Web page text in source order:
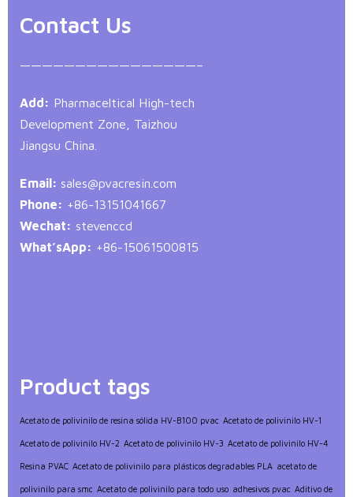
Contact Us
————————————————–
Add: Pharmaceltical High-tech
Development Zone, Taizhou
Jiangsu China.
Email: sales@pvacresin.com
Phone: +86-13151041667
Wechat: stevenccd
What’sApp: +86-15061500815
Product tags
Acetato de polivinilo de resina sólida HV-B100 pvac Acetato de polivinilo HV-1
Acetato de polivinilo HV-2 Acetato de polivinilo HV-3 Acetato de polivinilo HV-4
Resina PVAC Acetato de polivinilo para plásticos degradables PLA acetato de
polivinilo para smc Acetato de polivinilo para todo uso adhesivos pvac Aditivo de